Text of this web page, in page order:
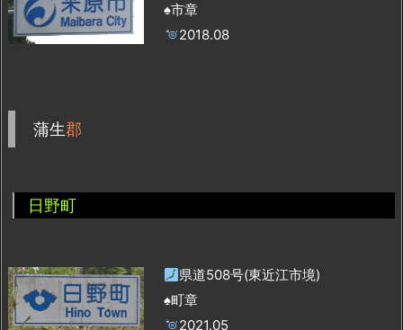
♠市章
2018.08
蒲生郡
日野町
県道508号(東近江市境)
♠町章
2021.05